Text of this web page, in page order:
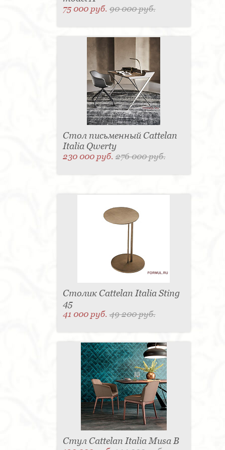
75 000 руб.90 000 руб.
Стол письменный Cattelan
Italia Qwerty
230 000 руб.276 000 руб.
Столик Cattelan Italia Sting
45
41 000 руб.49 200 руб.
Стул Cattelan Italia Musa B